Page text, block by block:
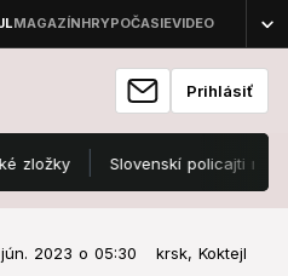
Prihlásiť
Slovenskí policajti majú v
2023 o 05:30 krsk, Koktejl
05:30